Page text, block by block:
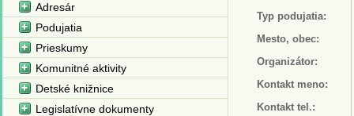
Typ podujatia:
Mesto, obec:
Organizátor:
Kontakt meno:
Kontakt tel.:
Adresár
Podujatia
Prieskumy
Komunitné aktivity
Detské knižnice
Legislatívne dokumenty